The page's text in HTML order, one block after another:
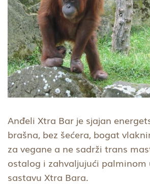
Anđeli Xtra Bar je sjajan
brašna, bez šećera, bogat
za vegane a ne sadrži trans
ostalog i zahvaljujući palminom
sastavu Xtra Bara.